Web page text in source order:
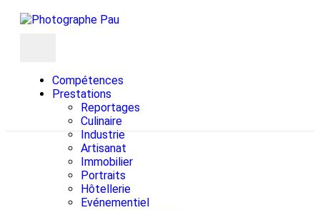
Compétences
Prestations
Reportages
Culinaire
Industrie
Artisanat
Immobilier
Portraits
Hôtellerie
Evénementiel